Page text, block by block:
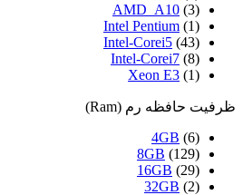
AMD_A10 (3)
Intel Pentium (1)
Intel-Corei5 (43)
Intel-Corei7 (8)
Xeon E3 (1)
ظرفیت حافظه رم (Ram)
4GB (6)
8GB (129)
16GB (29)
32GB (2)